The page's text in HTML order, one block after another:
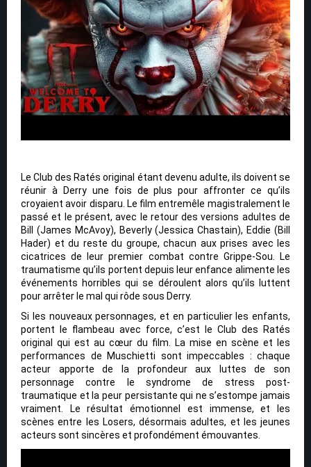
Le Club des Ratés original étant devenu adulte, ils doivent se
réunir à Derry une fois de plus pour affronter ce qu’ils
croyaient avoir disparu. Le film entremêle magistralement le
passé et le présent, avec le retour des versions adultes de
Bill (James McAvoy), Beverly (Jessica Chastain), Eddie (Bill
Hader) et du reste du groupe, chacun aux prises avec les
cicatrices de leur premier combat contre Grippe-Sou. Le
traumatisme qu’ils portent depuis leur enfance alimente les
événements horribles qui se déroulent alors qu’ils luttent
pour arrêter le mal qui rôde sous Derry.
Si les nouveaux personnages, et en particulier les enfants,
portent le flambeau avec force, c’est le Club des Ratés
original qui est au cœur du film. La mise en scène et les
performances de Muschietti sont impeccables : chaque
acteur apporte de la profondeur aux luttes de son
personnage contre le syndrome de stress post-
traumatique et la peur persistante qui ne s’estompe jamais
vraiment. Le résultat émotionnel est immense, et les
scènes entre les Losers, désormais adultes, et les jeunes
acteurs sont sincères et profondément émouvantes.